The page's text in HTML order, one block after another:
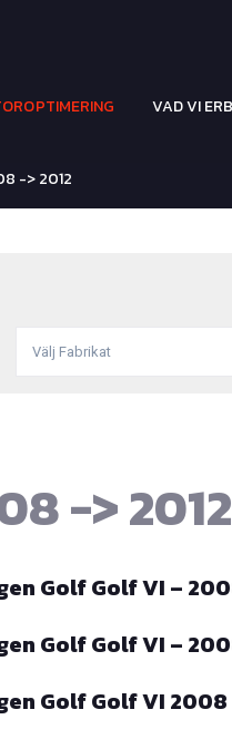
VAD VI
-> 2012
Välj Fabrikat
-> 2012
Golf Golf VI –
Golf Golf VI –
Golf Golf VI 2008